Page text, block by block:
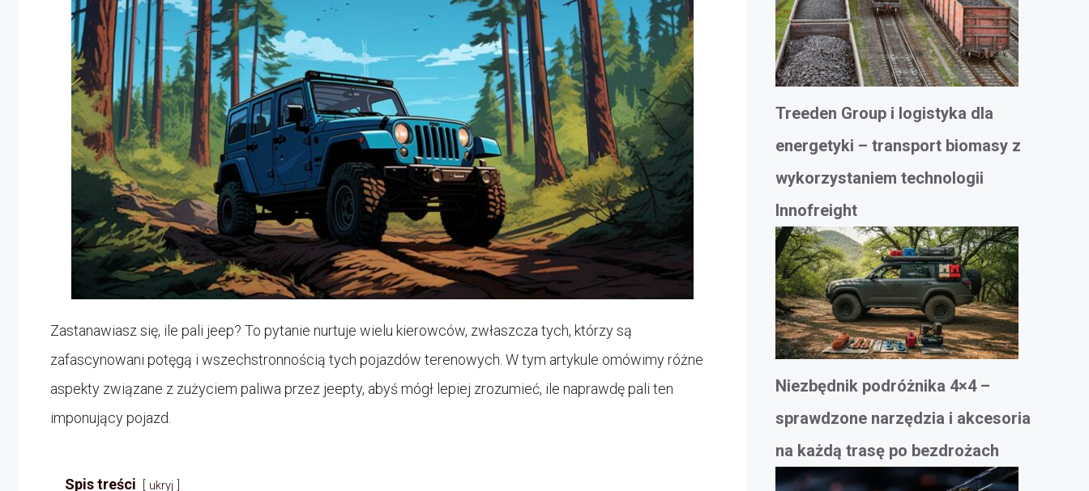
Zastanawiasz się, ile pali jeep? To pytanie nurtuje wielu kierowców, zwłaszcza tych, którzy są
zafascynowani potęgą i wszechstronnością tych pojazdów terenowych. W tym artykule omówimy różne
aspekty związane z zużyciem paliwa przez jeepty, abyś mógł lepiej zrozumieć, ile naprawdę pali ten
imponujący pojazd.
Spis treści ukryj
Treeden Group i logistyka dla
energetyki – transport biomasy z
wykorzystaniem technologii
Innofreight
Niezbędnik podróżnika 4×4 –
sprawdzone narzędzia i akcesoria
na każdą trasę po bezdrożach